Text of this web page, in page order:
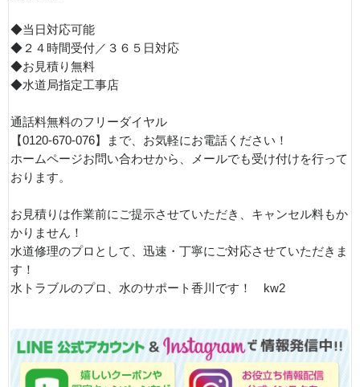
◆当日対応可能
◆２４時間受付／３６５日対応
◆お見積り無料
◆水道局指定工事店
通話料無料のフリーダイヤル
【0120-670-076】まで、お気軽にお電話ください！
ホームページお問い合わせから、メールでも受け付けを行って
おります。
お見積りは作業前にご提示させていただき、キャンセル料もか
かりません！
水道修理のプロとして、迅速・丁寧にご対応させていただきま
す！
水トラブルのプロ、水のサポート香川です！ kw2